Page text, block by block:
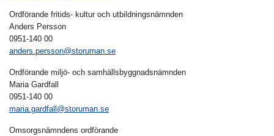
Ordförande fritids- kultur och utbildningsnämnden
Anders Persson
0951-140 00
anders.persson@storuman.se
Ordförande miljö- och samhällsbyggnadsnämnden
Maria Gardfall
0951-140 00
maria.gardfall@storuman.se
Omsorgsnämndens ordförande